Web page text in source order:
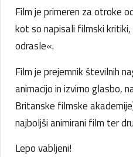
Film je primeren za otroke
kot so napisali filmski
odrasle«.
Film je prejemnik številnih
animacijo in izvirno glasbo,
Britanske filmske
najboljši animirani film ter
Lepo vabljeni!